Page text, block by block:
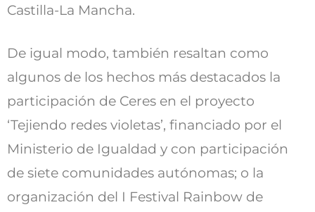
Castilla-La Mancha.
De igual modo, también resaltan como
algunos de los hechos más destacados la
participación de Ceres en el proyecto
‘Tejiendo redes violetas’, financiado por el
Ministerio de Igualdad y con participación
de siete comunidades autónomas; o la
organización del I Festival Rainbow de